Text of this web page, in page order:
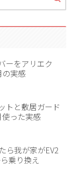
ーをアリエク
の実感
トと敷居ガード
った実感
ら我が家がEV2
乗り換え